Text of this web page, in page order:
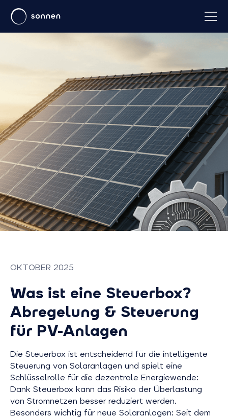
OKTOBER 2025
Was ist eine Steuerbox?
Abregelung & Steuerung
für PV-Anlagen
Die Steuerbox ist entscheidend für die intelligente
Steuerung von Solaranlagen und spielt eine
Schlüsselrolle für die dezentrale Energiewende:
Dank Steuerbox kann das Risiko der Überlastung
von Stromnetzen besser reduziert werden.
Besonders wichtig für neue Solaranlagen: Seit dem